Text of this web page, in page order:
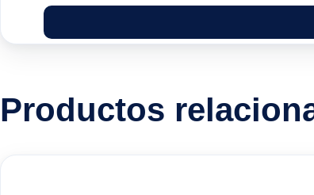
Productos